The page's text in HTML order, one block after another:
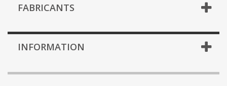
FABRICANTS
INFORMATION